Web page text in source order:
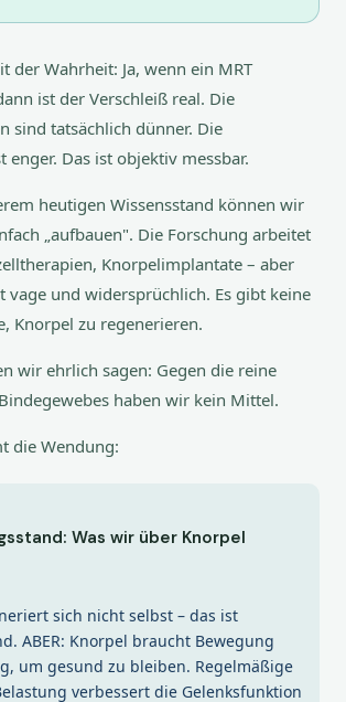
der Wahrheit: Ja, wenn ein MRT
ist der Verschleiß real. Die
sind tatsächlich dünner. Die
enger. Das ist objektiv messbar.
heutigen Wissensstand können wir
„aufbauen". Die Forschung arbeitet
Knorpelimplantate – aber
vage und widersprüchlich. Es gibt keine
Knorpel zu regenerieren.
wir ehrlich sagen: Gegen die reine
haben wir kein Mittel.
die Wendung:
Was wir über Knorpel
sich nicht selbst – das ist
ABER: Knorpel braucht Bewegung
um gesund zu bleiben. Regelmäßige
verbessert die Gelenksfunktion